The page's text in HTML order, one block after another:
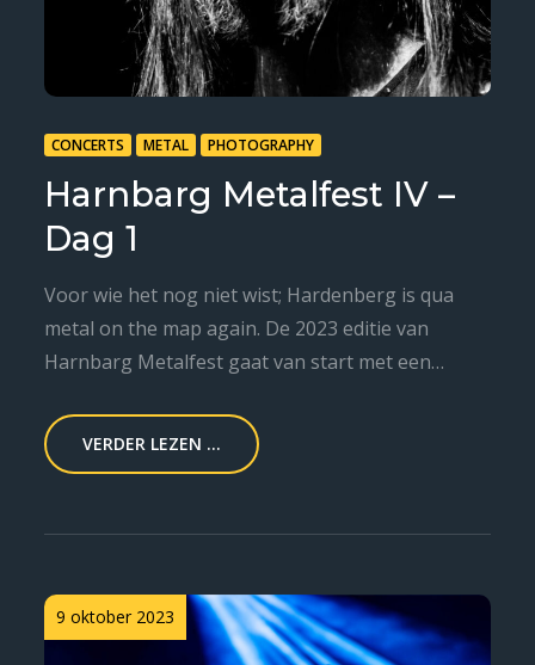
CONCERTS METAL PHOTOGRAPHY
Harnbarg Metalfest IV –
Dag 1
Voor wie het nog niet wist; Hardenberg is qua
metal on the map again. De 2023 editie van
Harnbarg Metalfest gaat van start met een…
VERDER LEZEN ...
Posted
on
9 oktober 2023